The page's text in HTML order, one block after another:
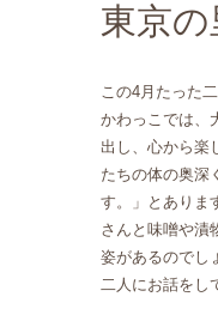
東京
この4月たった
かわっこでは、
出し、心から楽
たちの体の奥深
す。」とありま
さんと味噌や漬
姿があるのでし
二人にお話をし